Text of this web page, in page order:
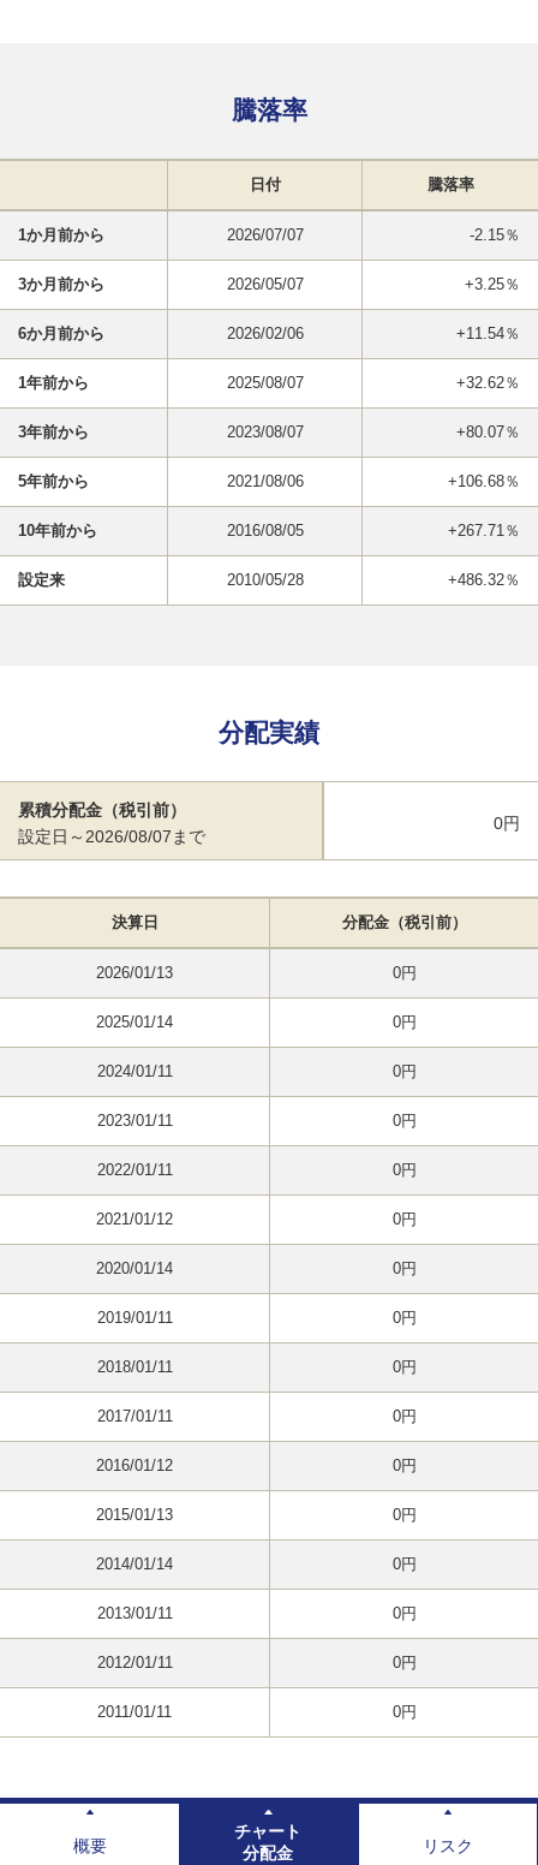
騰落率
日付 騰落率
1か月前から 2026/07/07 -2.15％
3か月前から 2026/05/07 +3.25％
6か月前から 2026/02/06 +11.54％
1年前から 2025/08/07 +32.62％
3年前から 2023/08/07 +80.07％
5年前から 2021/08/06 +106.68％
10年前から 2016/08/05 +267.71％
設定来 2010/05/28 +486.32％
分配実績
累積分配金（税引前）
設定日～2026/08/07まで
0円
決算日 分配金（税引前）
2026/01/13 0円
2025/01/14 0円
2024/01/11 0円
2023/01/11 0円
2022/01/11 0円
2021/01/12 0円
2020/01/14 0円
2019/01/11 0円
2018/01/11 0円
2017/01/11 0円
2016/01/12 0円
2015/01/13 0円
2014/01/14 0円
2013/01/11 0円
2012/01/11 0円
2011/01/11 0円
概要
チャート
分配金
リスク